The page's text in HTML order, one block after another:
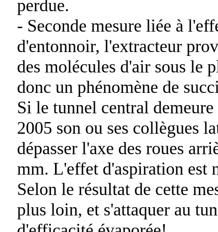
perdue.
- Seconde mesure liée à
d'entonnoir, l'extracteur
des molécules d'air sous le
donc un phénomène de
Si le tunnel central
2005 son ou ses collègues
dépasser l'axe des roues
mm. L'effet d'aspiration est
Selon le résultat de cette
plus loin, et s'attaquer au